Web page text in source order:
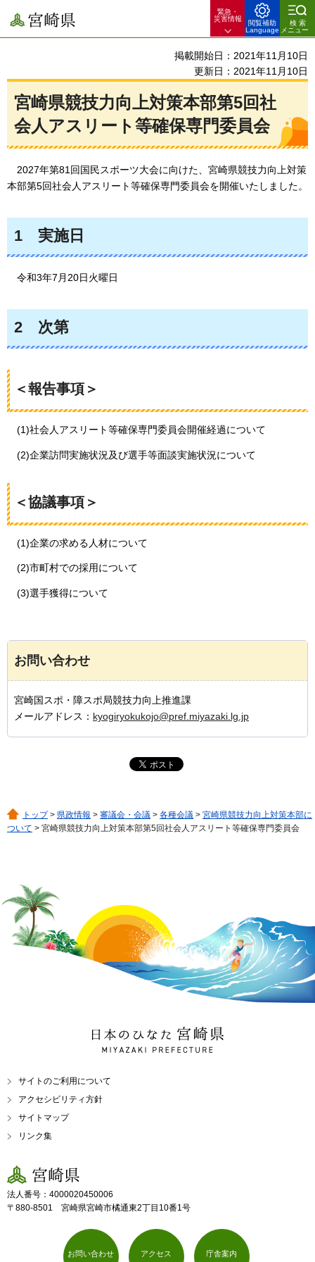
宮崎県
緊急・
災害情報
閲覧補助
Language
検索
メニュー
掲載開始日：2021年11月10日
更新日：2021年11月10日
宮崎県競技力向上対策本部第5回社
会人アスリート等確保専門委員会
2027年第81回国民スポーツ大会に向けた、宮崎県競技力向上対策
本部第5回社会人アスリート等確保専門委員会を開催いたしました。
1 実施日
令和3年7 月20日火曜日
2 次第
＜報告事項＞
(1)社会人アスリート等確保専門委員会開催経過について
(2)企業訪問実施状況及び選手等面談実施状況について
＜協議事項＞
(1)企業の求める人材について
(2)市町村での採用について
(3)選手獲得について
お問い合わせ
宮崎国スポ・障スポ局競技力向上推進課
メールアドレス： kyogiryokukojo@pref.miyazaki.lg.jp
トップ> 県政情報 > 審議会・会議 > 各種会議 > 宮崎県競技力向上対策本部に
ついて > 宮崎県競技力向上対策本部第5回社会人アスリート等確保専門委員会
日本のひなた 宮崎県
MIYAZAKI PREFECTURE
サイトのご利用について
アクセシビリティ方針
サイトマップ
リンク集
宮崎県
法人番号：4000020450006
〒880-8501 宮崎県宮崎市橘通東2丁目10番1号
お問い合わせ アクセス 庁舎案内